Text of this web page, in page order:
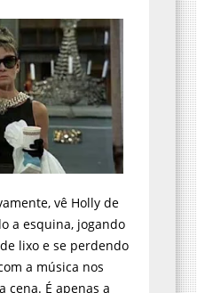
vê Holly de
a esquina, jogando
lixo e se perdendo
a música nos
cena. É apenas a